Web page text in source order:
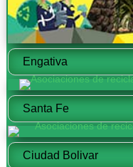
Engativa
Santa Fe
Ciudad Bolivar